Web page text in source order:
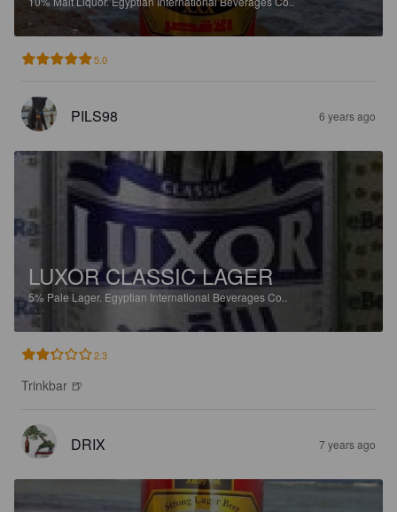
5.0
PILS98 6 years ago
LUXOR CLASSIC LAGER
5% Pale Lager. Egyptian International Beverages Co..
2.3
Trinkbar 🍺
DRIX 7 years ago